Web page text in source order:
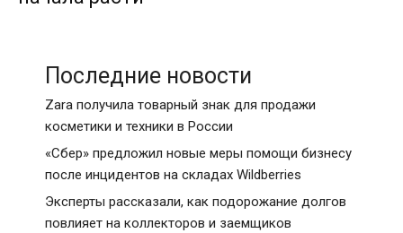
Последние новости
Zara получила товарный знак для продажи
косметики и техники в России
«Сбер» предложил новые меры помощи бизнесу
после инцидентов на складах Wildberries
Эксперты рассказали, как подорожание долгов
повлияет на коллекторов и заемщиков